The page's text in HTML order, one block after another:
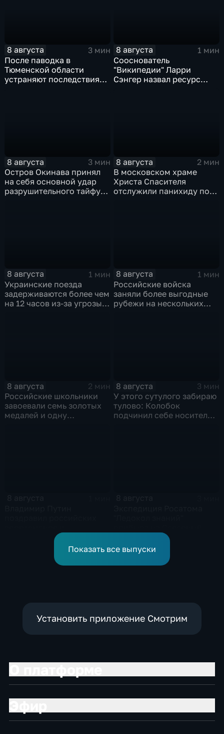
8 августа
3 мин
После паводка в
Тюменской области
устраняют последствия
8 августа
1 мин
Сооснователь
"Википедии" Ларри
Сэнгер назвал ресурс
8 августа
3 мин
Остров Окинава принял
на себя основной удар
разрушительного тайфуна
8 августа
2 мин
В московском храме
Христа Спасителя
отслужили панихиду по
8 августа
1 мин
Украинские поезда
задерживаются более чем
на 12 часов из-за угрозы
8 августа
1 мин
Российские войска
заняли более выгодные
рубежи на нескольких
8 августа
2 мин
Российские школьники
завоевали семь золотых
медалей и одну
8 августа
3 мин
У этого сутулого забираю
тулово: Колобок
подчинил себе носителя в
физкультурников с
профессиональнымПоказать все выпуски
Установить приложение Смотрим